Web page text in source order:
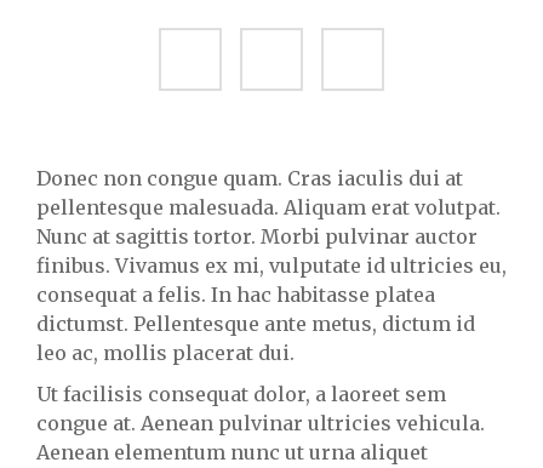
Donec non congue quam. Cras iaculis dui at
pellentesque malesuada. Aliquam erat volutpat.
Nunc at sagittis tortor. Morbi pulvinar auctor
finibus. Vivamus ex mi, vulputate id ultricies eu,
consequat a felis. In hac habitasse platea
dictumst. Pellentesque ante metus, dictum id
leo ac, mollis placerat dui.
Ut facilisis consequat dolor, a laoreet sem
congue at. Aenean pulvinar ultricies vehicula.
Aenean elementum nunc ut urna aliquet